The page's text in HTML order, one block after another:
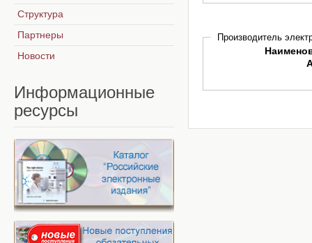
Производитель
Структура
Партнеры
Новости
Информационные
ресурсы